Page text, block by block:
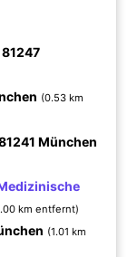
81247
(0.53 km
München
km entfernt)
(1.01 km